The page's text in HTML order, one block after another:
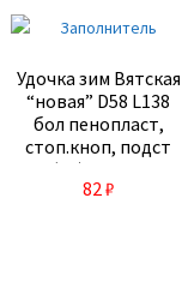
Удочка зим Вятская
“новая” D58 L138
бол пенопласт,
стоп.кноп, подст
(10) ВМ-НБ
82₽